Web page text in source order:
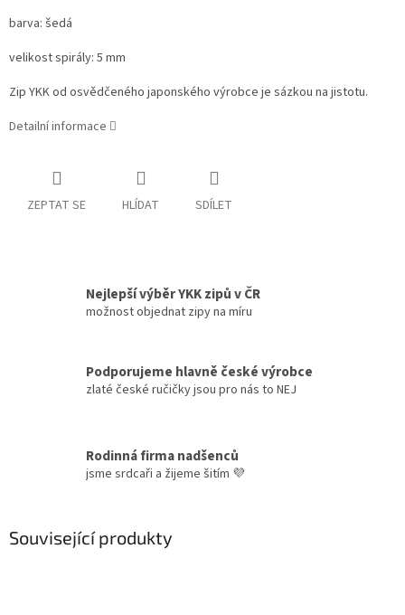
barva: šedá
velikost spirály: 5 mm
Zip YKK od osvědčeného japonského výrobce je sázkou na jistotu.
Detailní informace
ZEPTAT SE HLÍDAT SDÍLET
Nejlepší výběr YKK zipů v ČR
možnost objednat zipy na míru
Podporujeme hlavně české výrobce
zlaté české ručičky jsou pro nás to NEJ
Rodinná firma nadšenců
jsme srdcaři a žijeme šitím 💜
Související produkty